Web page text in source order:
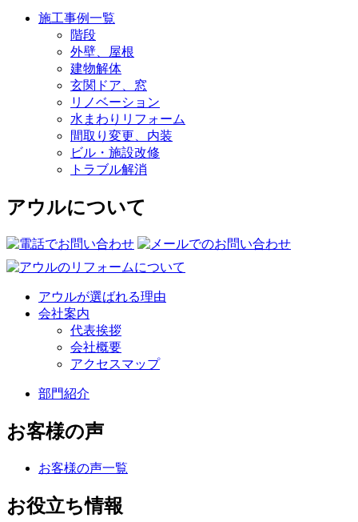
施工事例一覧
階段
外壁、屋根
建物解体
玄関ドア、窓
リノベーション
水まわりリフォーム
間取り変更、内装
ビル・施設改修
トラブル解消
アウルについて
アウルが選ばれる理由
会社案内
代表挨拶
会社概要
アクセスマップ
部門紹介
お客様の声
お客様の声一覧
お役立ち情報